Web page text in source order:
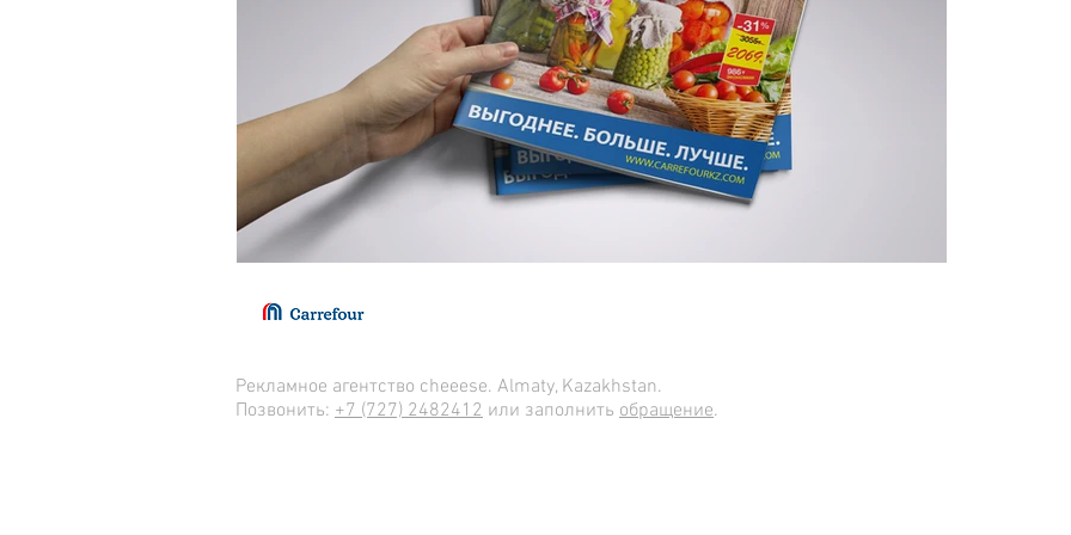
Рекламное агентство cheeese. Almaty, Kazakhstan.
Позвонить: +7 (727) 2482412 или заполнить обращение.